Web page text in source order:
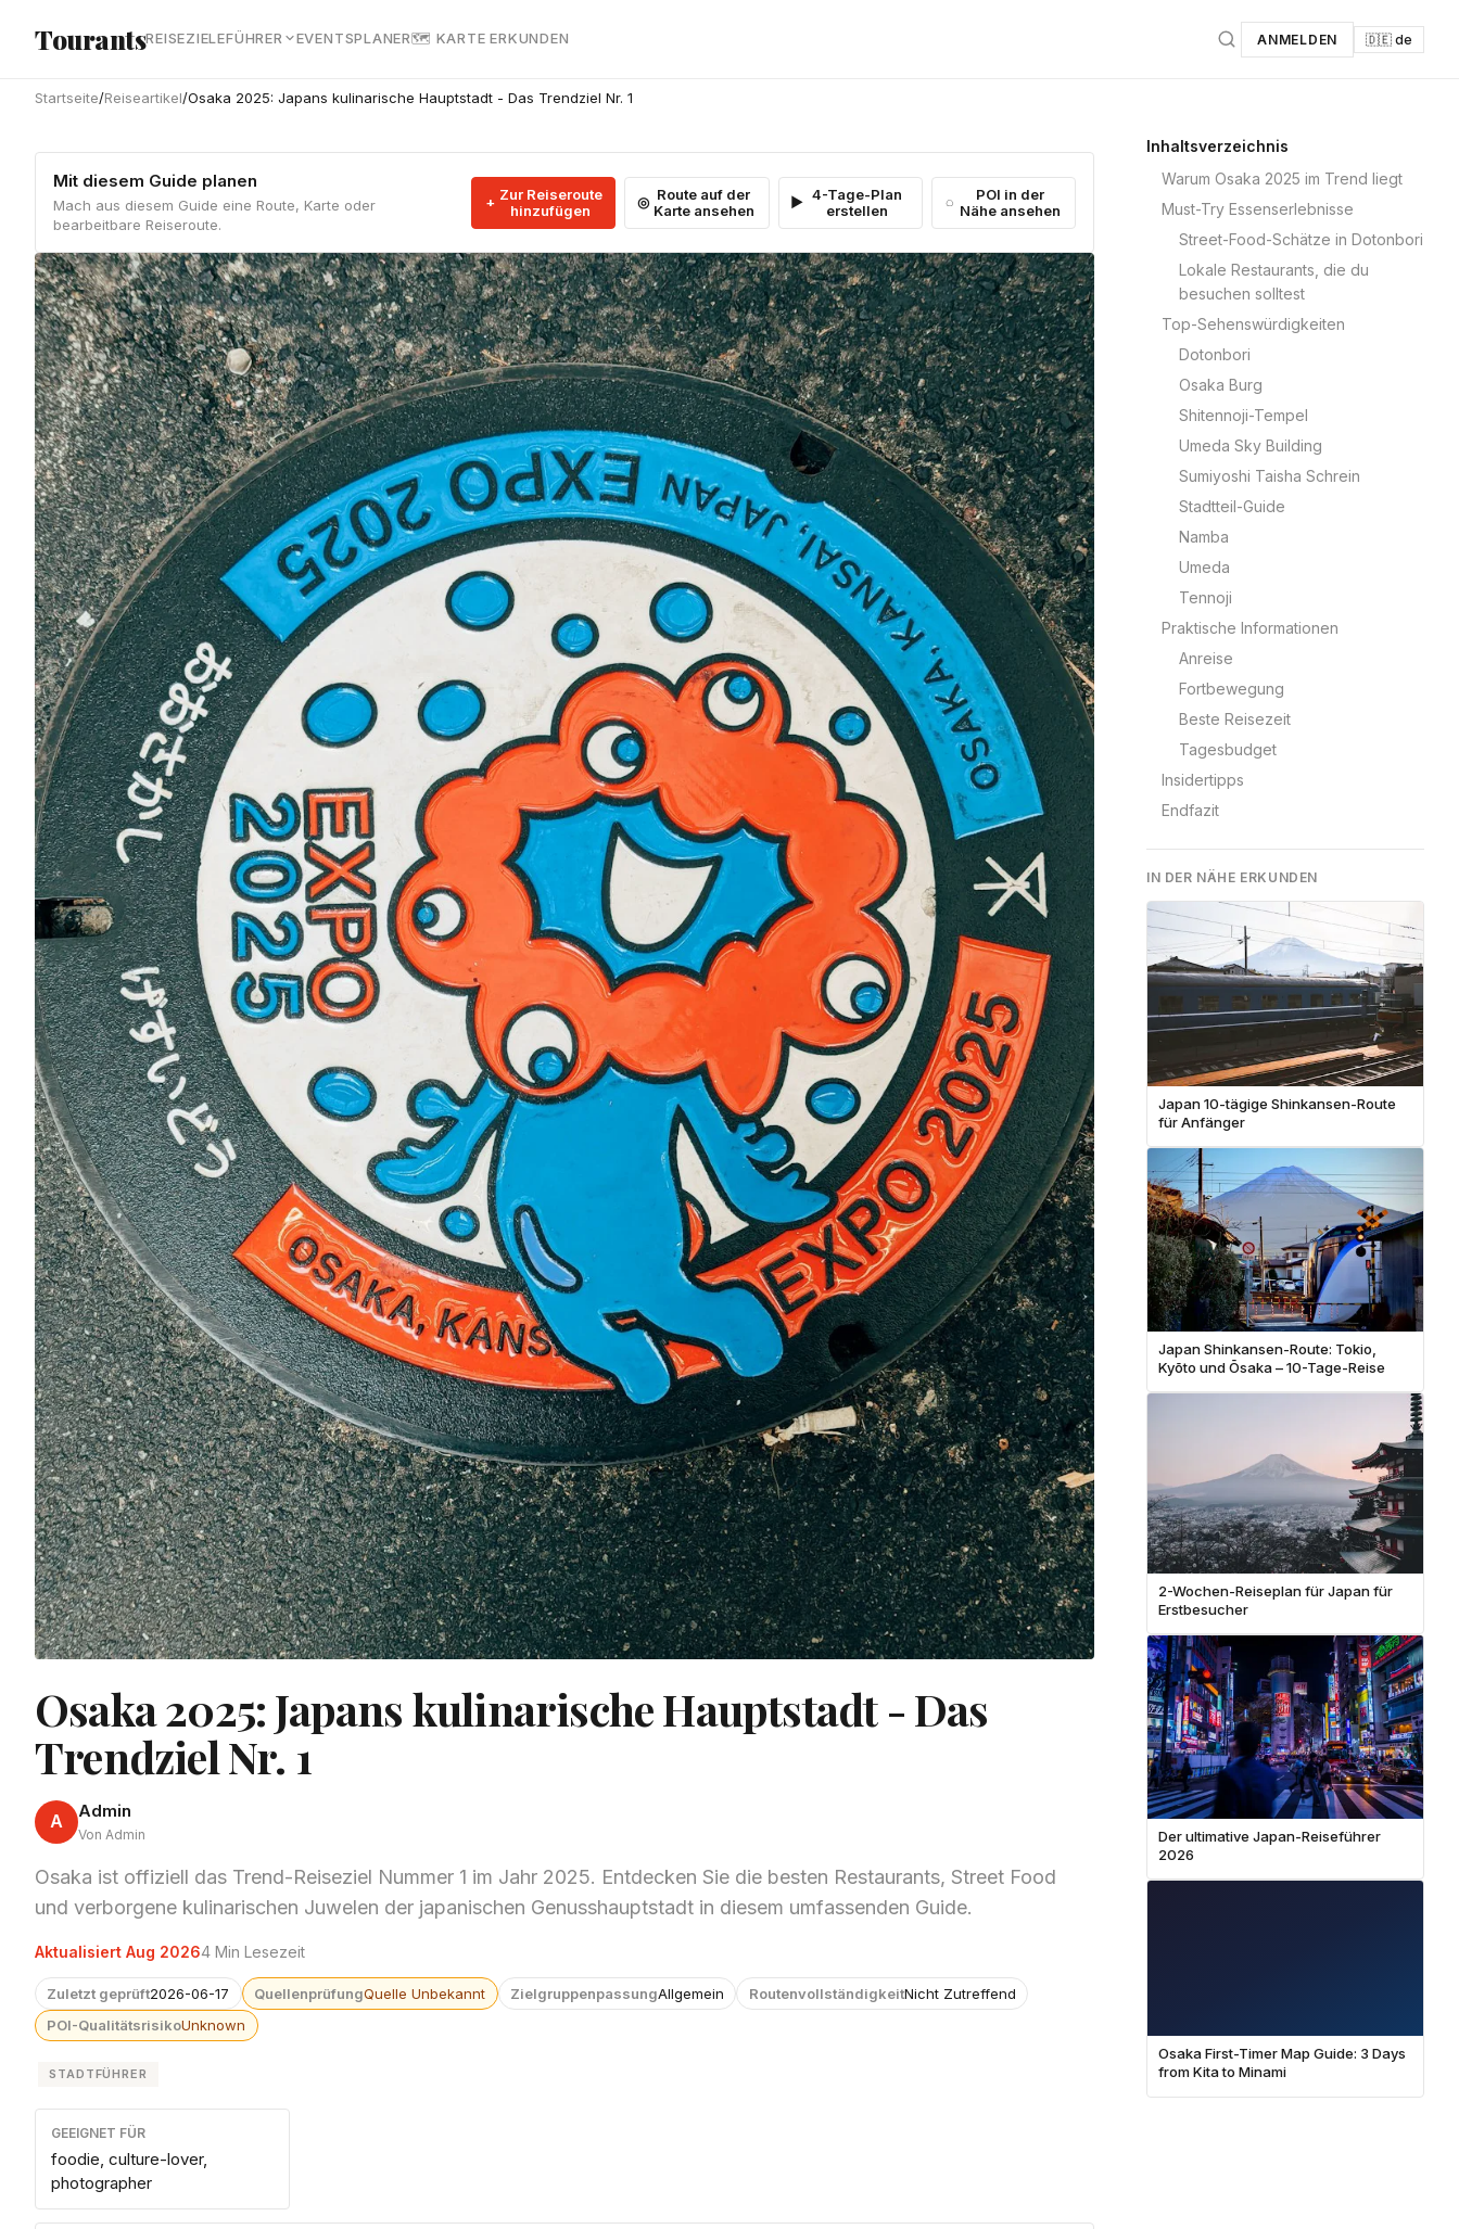
TourantsREISEZIELEFÜHRER EVENTSPLANER🗺 KARTE ERKUNDEN ANMELDEN 🇩🇪 de
Startseite/Reiseartikel/Osaka 2025: Japans kulinarische Hauptstadt - Das Trendziel Nr. 1
Mit diesem Guide planen
Mach aus diesem Guide eine Route, Karte oder
bearbeitbare Reiseroute.
Zur Reiseroute
hinzufügen
Route auf der
Karte ansehen
4-Tage-Plan
erstellen
POI in der
Nähe ansehen
Osaka 2025: Japans kulinarische Hauptstadt - Das
Trendziel Nr. 1
A Admin
Von Admin
Osaka ist offiziell das Trend-Reiseziel Nummer 1 im Jahr 2025. Entdecken Sie die besten Restaurants, Street Food
und verborgene kulinarischen Juwelen der japanischen Genusshauptstadt in diesem umfassenden Guide.
Aktualisiert Aug 20264 Min Lesezeit
Zuletzt geprüft2026-06-17 QuellenprüfungQuelle Unbekannt ZielgruppenpassungAllgemein RoutenvollständigkeitNicht Zutreffend
POI-QualitätsrisikoUnknown
STADTFÜHRER
GEEIGNET FÜR
foodie, culture-lover,
photographer
Inhaltsverzeichnis
Warum Osaka 2025 im Trend liegt
Must-Try Essenserlebnisse
Street-Food-Schätze in Dotonbori
Lokale Restaurants, die du
besuchen solltest
Top-Sehenswürdigkeiten
Dotonbori
Osaka Burg
Shitennoji-Tempel
Umeda Sky Building
Sumiyoshi Taisha Schrein
Stadtteil-Guide
Namba
Umeda
Tennoji
Praktische Informationen
Anreise
Fortbewegung
Beste Reisezeit
Tagesbudget
Insidertipps
Endfazit
IN DER NÄHE ERKUNDEN
Japan 10-tägige Shinkansen-Route
für Anfänger
Japan Shinkansen-Route: Tokio,
Kyōto und Ōsaka – 10-Tage-Reise
2-Wochen-Reiseplan für Japan für
Erstbesucher
Der ultimative Japan-Reiseführer
2026
Osaka First-Timer Map Guide: 3 Days
from Kita to Minami